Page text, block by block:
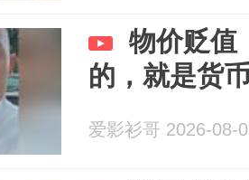
物价贬值
的，就是货
爱影衫哥 2026-08-